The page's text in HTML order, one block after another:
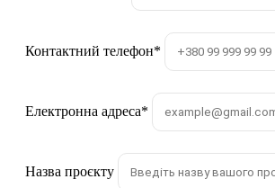
Контактний телефон*
Електронна адреса*
Назва проєкту